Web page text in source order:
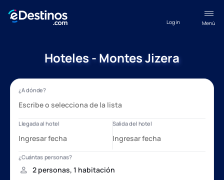
Menú
Log in
Hoteles - Montes Jizera